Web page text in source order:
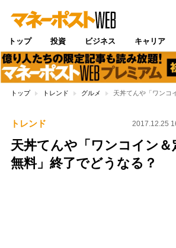
トップ 投資 ビジネス キャリア
トップ トレンド グルメ 天丼てんや「ワンコ
トレンド 2017.12.25
天丼てんや「ワンコイン＆
無料」終了でどうなる？